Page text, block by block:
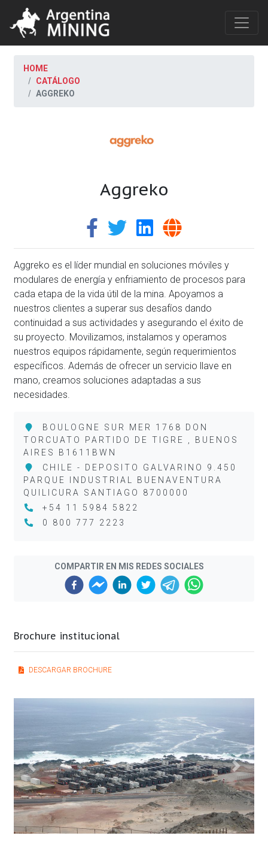
HOME
CATÁLOGO
AGGREKO
Aggreko
Aggreko es el líder mundial en soluciones móviles y
modulares de energía y enfriamiento de procesos para
cada etapa de la vida útil de la mina. Apoyamos a
nuestros clientes a superar sus desafíos dando
continuidad a sus actividades y asegurando el éxito de
su proyecto. Movilizamos, instalamos y operamos
nuestros equipos rápidamente, según requerimientos
específicos. Además de ofrecer un servicio llave en
mano, creamos soluciones adaptadas a sus
necesidades.
BOULOGNE SUR MER 1768 DON
TORCUATO PARTIDO DE TIGRE , BUENOS
AIRES B1611BWN
CHILE - DEPOSITO GALVARINO 9.450
PARQUE INDUSTRIAL BUENAVENTURA
QUILICURA SANTIAGO 8700000
+54 11 5984 5822
0 800 777 2223
COMPARTIR EN MIS REDES SOCIALES
Brochure institucional
DESCARGAR BROCHURE
Previous Next